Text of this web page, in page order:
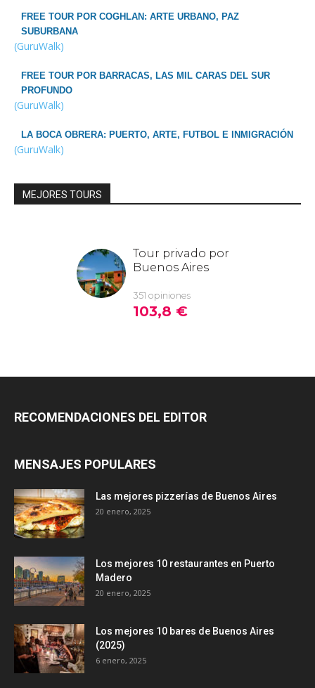
FREE TOUR POR COGHLAN: ARTE URBANO, PAZ
SUBURBANA
(GuruWalk)
FREE TOUR POR BARRACAS, LAS MIL CARAS DEL SUR
PROFUNDO
(GuruWalk)
LA BOCA OBRERA: PUERTO, ARTE, FUTBOL E INMIGRACIÓN
(GuruWalk)
MEJORES TOURS
RECOMENDACIONES DEL EDITOR
MENSAJES POPULARES
Las mejores pizzerías de Buenos Aires
20 enero, 2025
Los mejores 10 restaurantes en Puerto
Madero
20 enero, 2025
Los mejores 10 bares de Buenos Aires
(2025)
6 enero, 2025